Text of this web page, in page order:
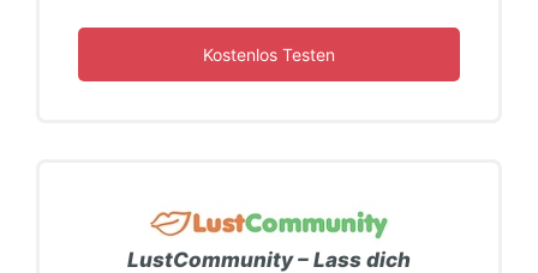
Kostenlos Testen
LustCommunity – Lass dich